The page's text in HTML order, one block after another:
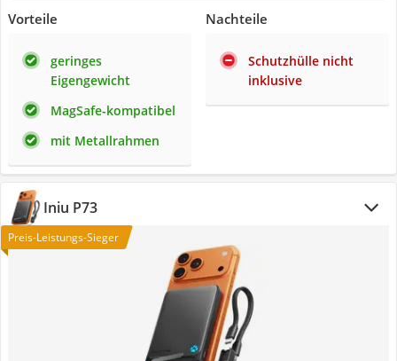
Vorteile
geringes
Eigengewicht
MagSafe-kompatibel
mit Metallrahmen
Nachteile
Schutzhülle nicht
inklusive
Iniu P73
Preis-Leistungs-Sieger